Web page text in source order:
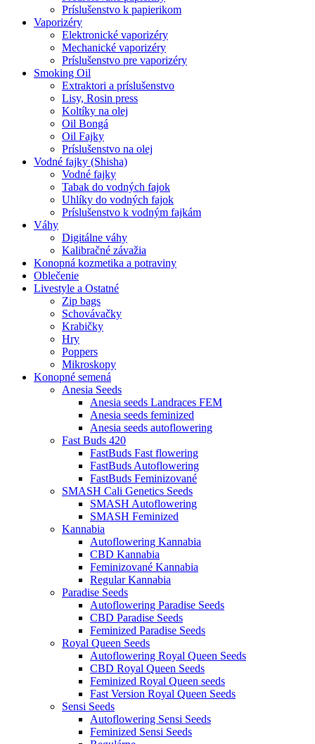
Príslušenstvo k papierikom
Vaporizéry
Elektronické vaporizéry
Mechanické vaporizéry
Príslušenstvo pre vaporizéry
Smoking Oil
Extraktori a príslušenstvo
Lisy, Rosin press
Koltíky na olej
Oil Bongá
Oil Fajky
Príslušenstvo na olej
Vodné fajky (Shisha)
Vodné fajky
Tabak do vodných fajok
Uhlíky do vodných fajok
Príslušenstvo k vodným fajkám
Váhy
Digitálne váhy
Kalibračné závažia
Konopná kozmetika a potraviny
Oblečenie
Livestyle a Ostatné
Zip bags
Schovávačky
Krabičky
Hry
Poppers
Mikroskopy
Konopné semená
Anesia Seeds
Anesia seeds Landraces FEM
Anesia seeds feminized
Anesia seeds autoflowering
Fast Buds 420
FastBuds Fast flowering
FastBuds Autoflowering
FastBuds Feminizované
SMASH Cali Genetics Seeds
SMASH Autoflowering
SMASH Feminized
Kannabia
Autoflowering Kannabia
CBD Kannabia
Feminizované Kannabia
Regular Kannabia
Paradise Seeds
Autoflowering Paradise Seeds
CBD Paradise Seeds
Feminized Paradise Seeds
Royal Queen Seeds
Autoflowering Royal Queen Seeds
CBD Royal Queen Seeds
Feminized Royal Queen seeds
Fast Version Royal Queen Seeds
Sensi Seeds
Autoflowering Sensi Seeds
Feminized Sensi Seeds